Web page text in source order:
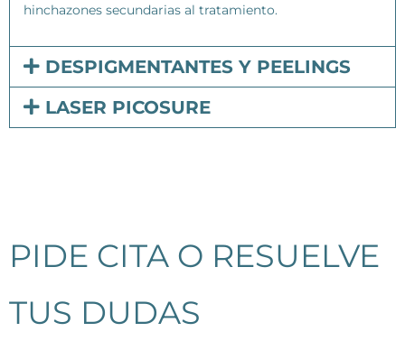
hinchazones secundarias al tratamiento.
DESPIGMENTANTES Y PEELINGS
LASER PICOSURE
PIDE CITA O RESUELVE
TUS DUDAS